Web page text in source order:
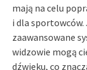
mają na celu
i dla sportowców.
zaawansowane
widzowie mogą
dźwięku, co